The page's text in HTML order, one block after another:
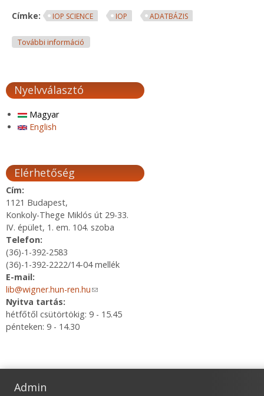
Címke: IOP SCIENCE IOP ADATBÁZIS
További információ
Nyelvválasztó
Magyar
English
Elérhetőség
Cím:
1121 Budapest,
Konkoly-Thege Miklós út 29-33.
IV. épület, 1. em. 104. szoba
Telefon:
(36)-1-392-2583
(36)-1-392-2222/14-04 mellék
E-mail:
lib@wigner.hun-ren.hu(link sends e-mail)
Nyitva tartás:
hétfőtől csütörtökig: 9 - 15.45
pénteken: 9 - 14.30
Admin